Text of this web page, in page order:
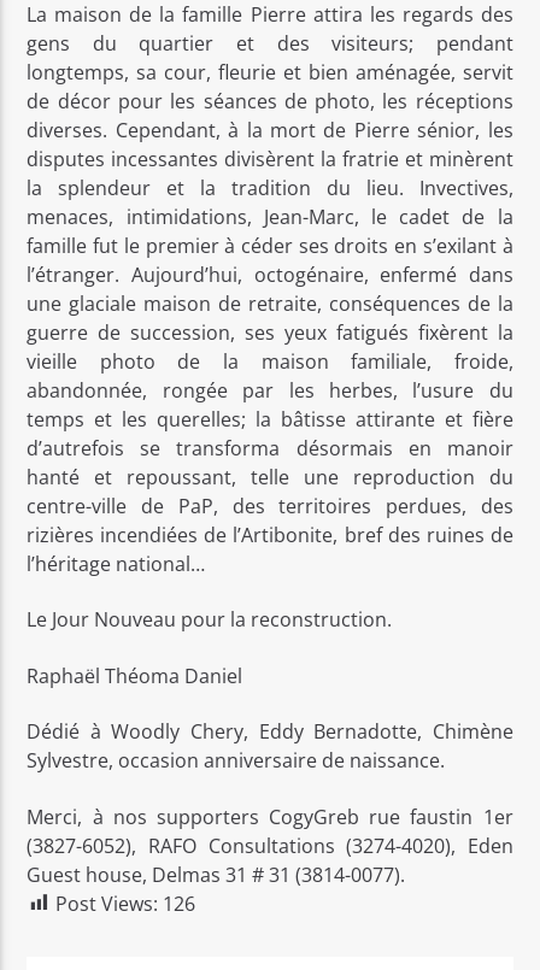
La maison de la famille Pierre attira les regards des
gens du quartier et des visiteurs; pendant
longtemps, sa cour, fleurie et bien aménagée, servit
de décor pour les séances de photo, les réceptions
diverses. Cependant, à la mort de Pierre sénior, les
disputes incessantes divisèrent la fratrie et minèrent
la splendeur et la tradition du lieu. Invectives,
menaces, intimidations, Jean-Marc, le cadet de la
famille fut le premier à céder ses droits en s’exilant à
l’étranger. Aujourd’hui, octogénaire, enfermé dans
une glaciale maison de retraite, conséquences de la
guerre de succession, ses yeux fatigués fixèrent la
vieille photo de la maison familiale, froide,
abandonnée, rongée par les herbes, l’usure du
temps et les querelles; la bâtisse attirante et fière
d’autrefois se transforma désormais en manoir
hanté et repoussant, telle une reproduction du
centre-ville de PaP, des territoires perdues, des
rizières incendiées de l’Artibonite, bref des ruines de
l’héritage national…
Le Jour Nouveau pour la reconstruction.
Raphaël Théoma Daniel
Dédié à Woodly Chery, Eddy Bernadotte, Chimène
Sylvestre, occasion anniversaire de naissance.
Merci, à nos supporters CogyGreb rue faustin 1er
(3827-6052), RAFO Consultations (3274-4020), Eden
Guest house, Delmas 31 # 31 (3814-0077).
Post Views: 126